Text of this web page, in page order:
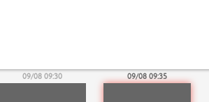
09/08 09:30 09/08 09:35